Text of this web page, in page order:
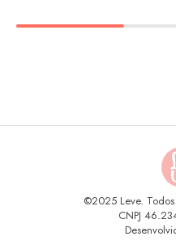
©2025 Leve. Todos
CNPJ